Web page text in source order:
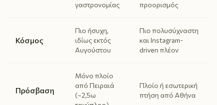
γαστρονομίας
προορισμός
Κόσμος
Πιο ήσυχη,
ιδίως εκτός
Αυγούστου
Πιο πολυσύχναστη
και Instagram-
driven πλέον
Πρόσβαση
Μόνο πλοίο
από Πειραιά
(~2,5ω
Πλοίο ή εσωτερική
πτήση από Αθήνα